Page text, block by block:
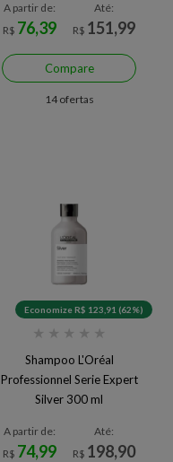
A partir de:
R$ 76,39
Até:
R$ 151,99
Compare
14 ofertas
Economize R$ 123,91 (62%)
★ ★ ★ ★ ★
Shampoo L'Oréal
Professionnel Serie Expert
Silver 300 ml
A partir de:
R$ 74,99
Até:
R$ 198,90